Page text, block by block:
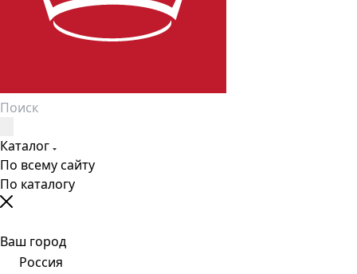
Каталог
По всему сайту
По каталогу
Ваш город
Россия